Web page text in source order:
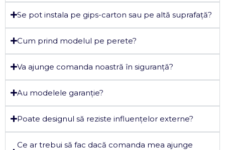
Se pot instala pe gips-carton sau pe altă suprafață?
Cum prind modelul pe perete?
Va ajunge comanda noastră în siguranță?
Au modelele garanție?
Poate designul să reziste influențelor externe?
Ce ar trebui să fac dacă comanda mea ajunge